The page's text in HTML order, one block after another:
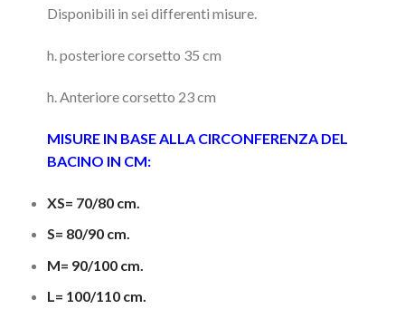
Disponibili in sei differenti misure.
h. posteriore corsetto 35 cm
h. Anteriore corsetto 23 cm
MISURE IN BASE ALLA CIRCONFERENZA DEL
BACINO IN CM:
XS= 70/80 cm.
S= 80/90 cm.
M= 90/100 cm.
L= 100/110 cm.